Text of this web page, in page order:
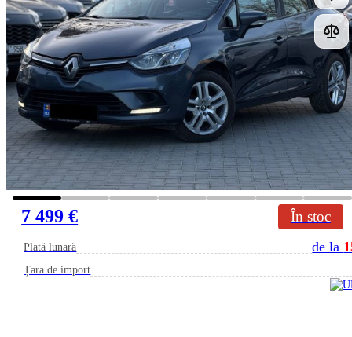
7 499 € În stoc
Plată lunară de la
Țara de import